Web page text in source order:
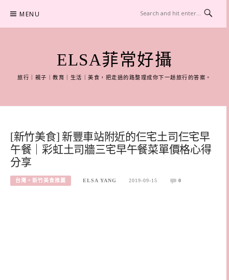
content
MENU
ELSA菲常好攝
旅行｜親子｜教育｜生活｜美食，把走過的路整理成你下一趟旅行的答案。
[新竹美食] 新豐車站附近的仨宅土司仨宅早
午餐｜彩虹土司牆三宅早午餐菜單價格心得
分享
台灣。新竹美食推薦 ELSA YANG 2019-09-15 0